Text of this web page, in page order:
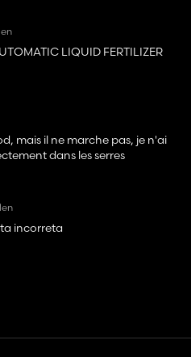
LIQUID FERTILIZER
mais il ne marche pas, je n'ai
dans les serres
incorreta